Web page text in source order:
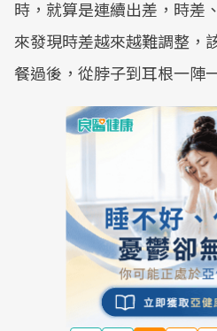
時，就算是連續出差，時差
來發現時差越來越難調整，
餐過後，從脖子到耳根一陣